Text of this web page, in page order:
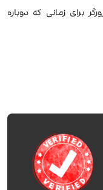
برای زمانی که دوباره